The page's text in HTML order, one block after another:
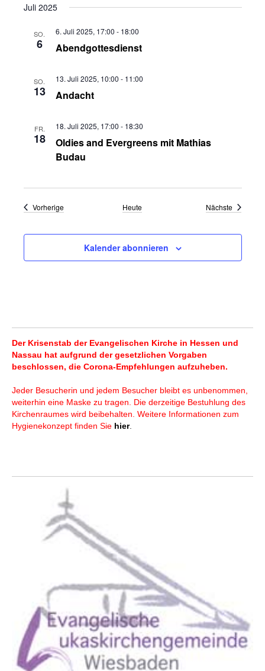
Juli 2025
SO.
6 Abendgottesdienst
6. Juli 2025, 17:00 - 18:00
SO.
13 Andacht
13. Juli 2025, 10:00 - 11:00
FR.
18
Oldies and Evergreens mit Mathias
Budau
18. Juli 2025, 17:00 - 18:30
VorherigeVeranstaltungen Heute Nächste
Kalender abonnieren
Der Krisenstab der Evangelischen Kirche in Hessen und
Nassau hat aufgrund der gesetzlichen Vorgaben
beschlossen, die Corona-Empfehlungen aufzuheben.
Jeder Besucherin und jedem Besucher bleibt es unbenommen,
weiterhin eine Maske zu tragen. Die derzeitige Bestuhlung des
Kirchenraumes wird beibehalten. Weitere Informationen zum
Hygienekonzept finden Sie hier.